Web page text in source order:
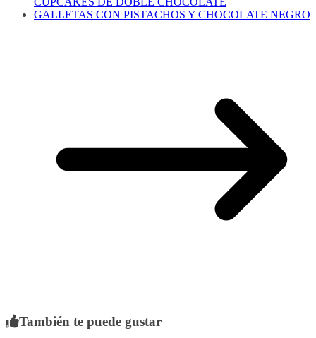
GALLETAS CON PISTACHOS Y CHOCOLATE NEGRO
También te puede gustar